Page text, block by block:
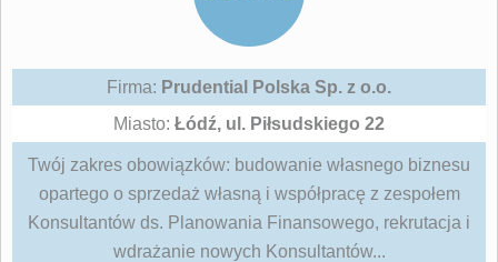
Firma: Prudential Polska Sp. z o.o.
Miasto: Łódź, ul. Piłsudskiego 22
Twój zakres obowiązków: budowanie własnego biznesu
opartego o sprzedaż własną i współpracę z zespołem
Konsultantów ds. Planowania Finansowego, rekrutacja i
wdrażanie nowych Konsultantów...